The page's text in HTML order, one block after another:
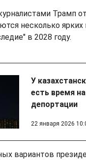
Трамп
несколько
в 2028 году.
У
есть время
депортации
22 января 2026
вариантов